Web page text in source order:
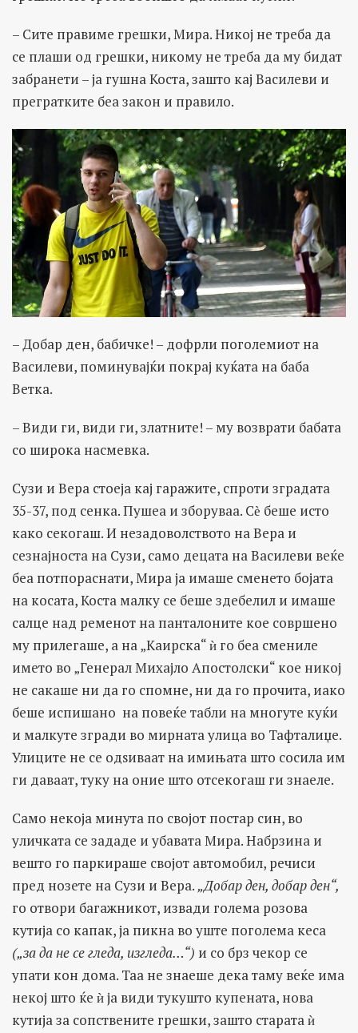
– Сите правиме грешки, Мира. Никој не треба да
се плаши од грешки, никому не треба да му бидат
забранети – ја гушна Коста, зашто кај Василеви и
прегратките беа закон и правило.
– Добар ден, бабичке! – дофрли поголемиот на
Василеви, поминувајќи покрај куќата на баба
Ветка.
– Види ги, види ги, златните! – му возврати бабата
со широка насмевка.
Сузи и Вера стоеја кај гаражите, спроти зградата
35-37, под сенка. Пушеа и зборуваа. Сѐ беше исто
како секогаш. И незадоволството на Вера и
сезнајноста на Сузи, само децата на Василеви веќе
беа потпораснати, Мира ја имаше сменето бојата
на косата, Коста малку се беше здебелил и имаше
салце над ременот на панталоните кое совршено
му прилегаше, а на „Каирска“ ѝ го беа смениле
името во „Генерал Михајло Апостолски“ кое никој
не сакаше ни да го спомне, ни да го прочита, иако
беше испишано на повеќе табли на многуте куќи
и малкуте згради во мирната улица во Тафталиџе.
Улиците не се одѕиваат на имињата што сосила им
ги даваат, туку на оние што отсекогаш ги знаеле.
Само некоја минута по својот постар син, во
уличката се зададе и убавата Мира. Набрзина и
вешто го паркираше својот автомобил, речиси
пред нозете на Сузи и Вера.„Добар ден, добар ден“,
го отвори багажникот, извади голема розова
кутија со капак, ја пикна во уште поголема кеса
(„за да не се гледа, изгледа…“) и со брз чекор се
упати кон дома. Таа не знаеше дека таму веќе има
некој што ќе ѝ ја види тукушто купената, нова
кутија за сопствените грешки, зашто старата ѝ